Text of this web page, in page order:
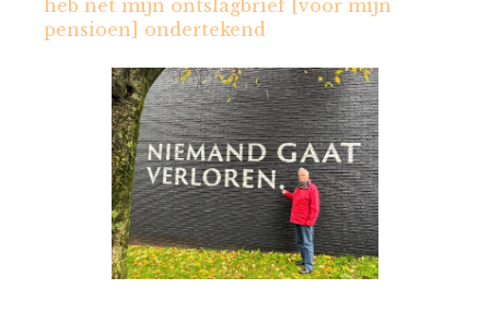
heb net mijn ontslagbrief [voor mijn
pensioen] ondertekend